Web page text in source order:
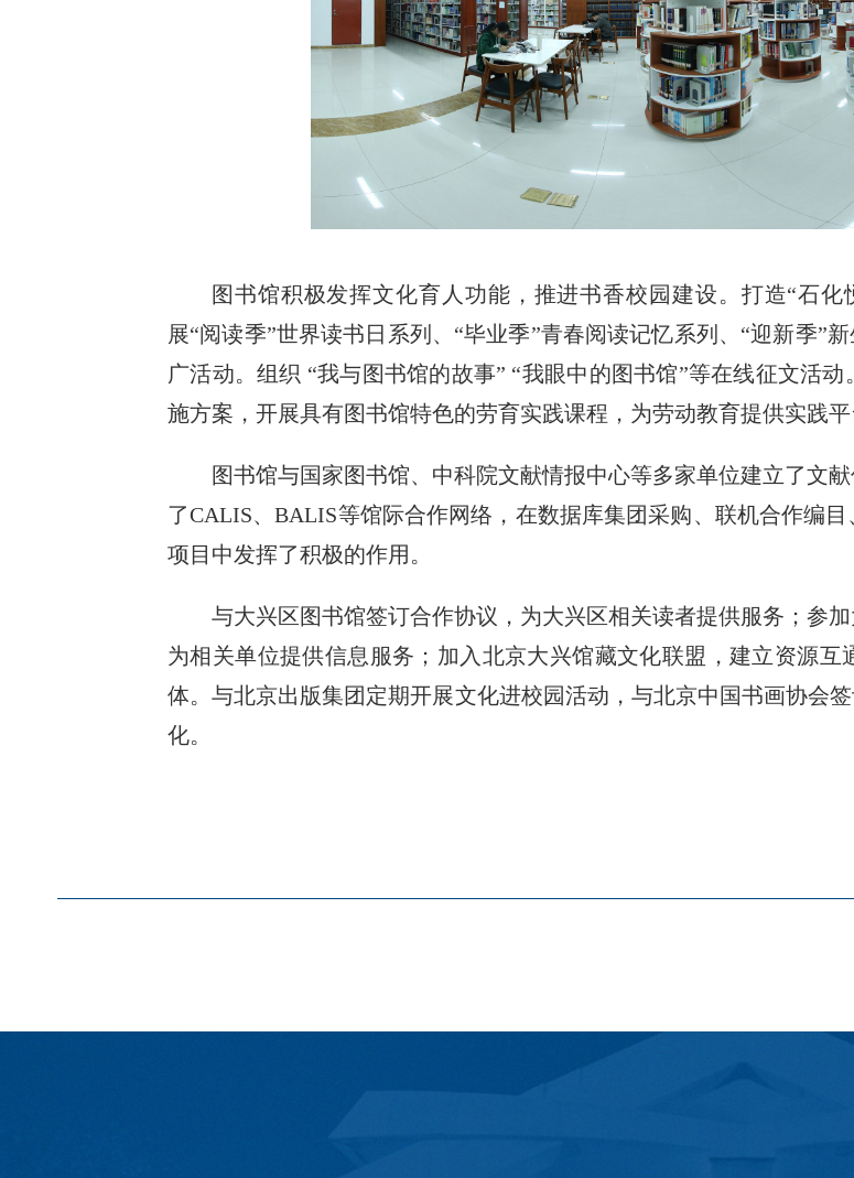
图书馆积极发挥文化育人功能，推进书香校园建设。打造“石
展“阅读季”世界读书日系列、“毕业季”青春阅读记忆系列、“迎新季”
广活动。组织 “我与图书馆的故事” “我眼中的图书馆”等在线征文活
施方案，开展具有图书馆特色的劳育实践课程，为劳动教育提供实践平
图书馆与国家图书馆、中科院文献情报中心等多家单位建立了文
了CALIS、BALIS等馆际合作网络，在数据库集团采购、联机合作编
项目中发挥了积极的作用。
与大兴区图书馆签订合作协议，为大兴区相关读者提供服务；参
为相关单位提供信息服务；加入北京大兴馆藏文化联盟，建立资源
体。与北京出版集团定期开展文化进校园活动，与北京中国书画协会
化。